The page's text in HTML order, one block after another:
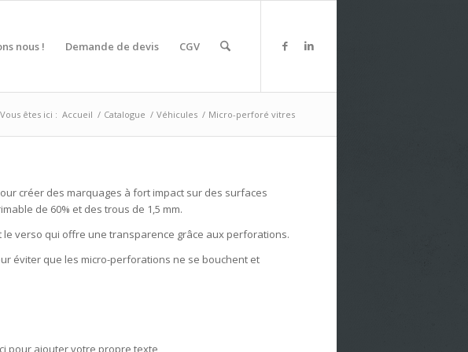
nous ! Demande de devis CGV
Vous êtes ici : Accueil / Catalogue / Véhicules / Micro-perforé vitres
créer des marquages à fort impact sur des surfaces
de 60% et des trous de 1,5 mm.
le verso qui offre une transparence grâce aux perforations.
éviter que les micro-perforations ne se bouchent et
pour ajouter votre propre texte